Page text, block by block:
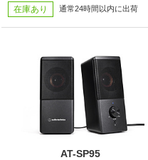
在庫あり 通常24時間以内に出荷
AT-SP95